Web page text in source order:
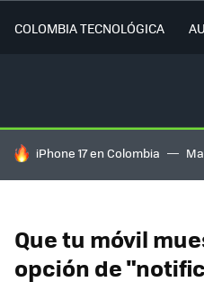
COLOMBIA TECNOLÓGICA
HOY SE HABLA DE
iPhone 17 en Colombia
Que tu móvil
opción de